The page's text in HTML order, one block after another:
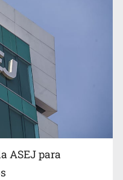
ASEJ para